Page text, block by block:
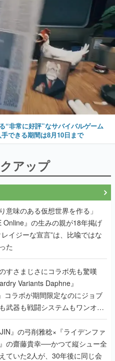
“非常に好評”なサバイバルゲーム
できる期間は8月10日まで
アップ
意味のある仮想世界を作る」
』の生みの親が18年掲げ
イジーな宣言”は、比喩ではな
た
すさまじさにコラボ先も驚嘆
Variants Daphne』
コラボが期間限定なのにジョブ
武器も戦闘システムもワンオフ
れた理由を両ディレクターに聞
』の弓削雅稔×『ライデンファ
の齋藤貴幸──かつて縦シュー全
ていた2人が、30年後に同じ会